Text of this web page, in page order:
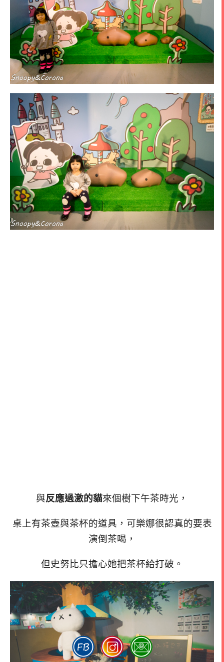
與反應過激的貓來個樹下午茶時光，
桌上有茶壺與茶杯的道具，可樂娜很認真的要表
演倒茶喝，
但史努比只擔心她把茶杯給打破。